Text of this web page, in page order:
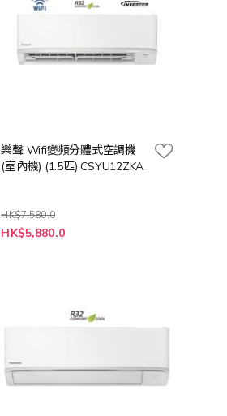
樂聲 Wifi變頻分體式空調機
(室內機) (1.5匹) CSYU12ZKA
HK$7,580.0
特
殊
HK$5,880.0